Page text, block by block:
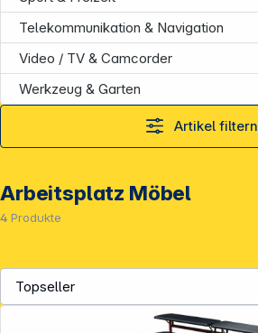
Telekommunikation & Navigation
Video / TV & Camcorder
Werkzeug & Garten
Artikel filtern
Arbeitsplatz Möbel
4 Produkte